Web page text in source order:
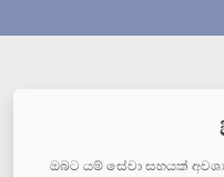
ඔබට යම් සේවා සහයක්